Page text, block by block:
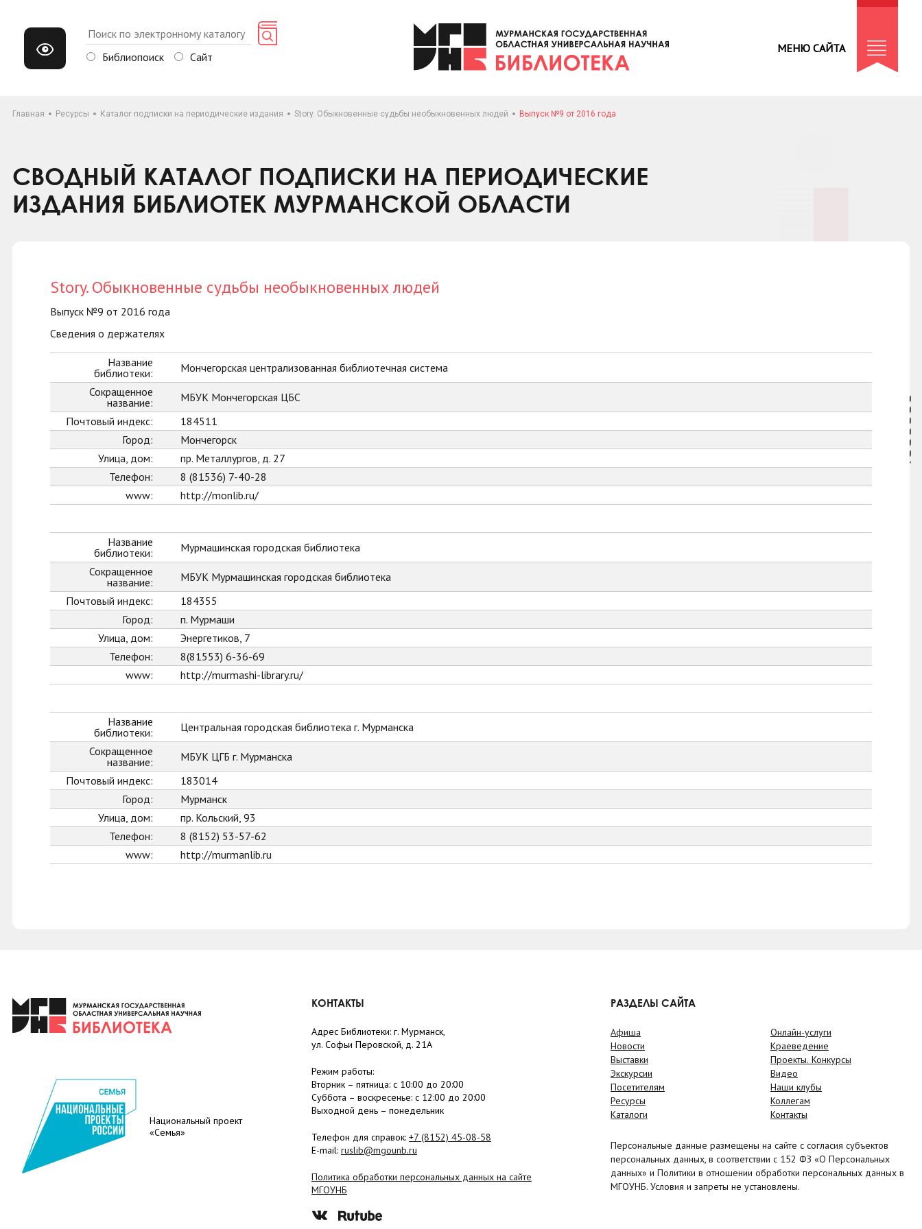
Библиопоиск Сайт
МЕНЮ САЙТА
Главная Ресурсы Каталог подписки на периодические издания Story. Обыкновенные судьбы необыкновенных людей Выпуск №9 от 2016 года
СВОДНЫЙ КАТАЛОГ ПОДПИСКИ НА ПЕРИОДИЧЕСКИЕ
ИЗДАНИЯ БИБЛИОТЕК МУРМАНСКОЙ ОБЛАСТИ
Story. Обыкновенные судьбы необыкновенных людей
Выпуск №9 от 2016 года
Сведения о держателях
Название
библиотеки:
Мончегорская централизованная библиотечная система
Сокращенное
название:
МБУК Мончегорская ЦБС
Почтовый индекс:
184511
Город:
Мончегорск
Улица, дом:
пр. Металлургов, д. 27
Телефон:
8 (81536) 7-40-28
www:
http://monlib.ru/
Название
библиотеки:
Мурмашинская городская библиотека
Сокращенное
название:
МБУК Мурмашинская городская библиотека
Почтовый индекс:
184355
Город:
п. Мурмаши
Улица, дом:
Энергетиков, 7
Телефон:
8(81553) 6-36-69
www:
http://murmashi-library.ru/
Название
библиотеки:
Центральная городская библиотека г. Мурманска
Сокращенное
название:
МБУК ЦГБ г. Мурманска
Почтовый индекс:
183014
Город:
Мурманск
Улица, дом:
пр. Кольский, 93
Телефон:
8 (8152) 53-57-62
www:
http://murmanlib.ru
Национальный проект
«Семья»
КОНТАКТЫ
Адрес Библиотеки: г. Мурманск,
ул. Софьи Перовской, д. 21А
Режим работы:
Вторник – пятница: с 10:00 до 20:00
Суббота – воскресенье: c 12:00 до 20:00
Выходной день – понедельник
Телефон для справок: +7 (8152) 45-08-58
E-mail: ruslib@mgounb.ru
Политика обработки персональных данных на сайте
МГОУНБ
РАЗДЕЛЫ САЙТА
Афиша
Новости
Выставки
Экскурсии
Посетителям
Ресурсы
Каталоги
Онлайн-услуги
Краеведение
Проекты. Конкурсы
Видео
Наши клубы
Коллегам
Контакты
Персональные данные размещены на сайте с согласия субъектов
персональных данных, в соответствии с 152 ФЗ «О Персональных
данных» и Политики в отношении обработки персональных данных в
МГОУНБ. Условия и запреты не установлены.